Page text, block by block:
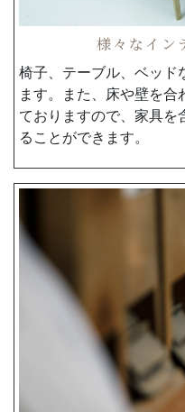
様々なイン
椅子、テーブル、ベッド
ます。また、床や壁を合
ておりますので、家具を
ることができます。